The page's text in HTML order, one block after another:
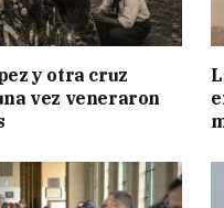
y otra cruz
vez veneraron